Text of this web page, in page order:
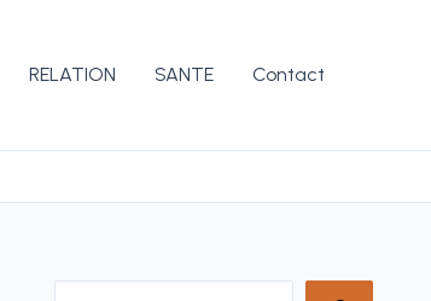
RELATION SANTE Contact